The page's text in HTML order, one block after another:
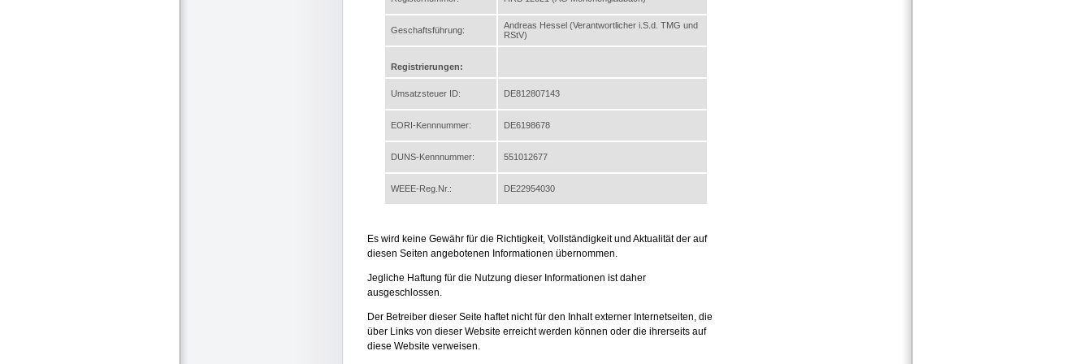
Geschaftsführung:
Andreas Hessel (Verantwortlicher i.S.d. TMG und
RStV)
Registrierungen:
Umsatzsteuer ID: DE812807143
EORI-Kennnummer: DE6198678
DUNS-Kennnummer: 551012677
WEEE-Reg.Nr.: DE22954030
Es wird keine Gewähr für die Richtigkeit, Vollständigkeit und Aktualität der auf
diesen Seiten angebotenen Informationen übernommen.
Jegliche Haftung für die Nutzung dieser Informationen ist daher
ausgeschlossen.
Der Betreiber dieser Seite haftet nicht für den Inhalt externer Internetseiten, die
über Links von dieser Website erreicht werden können oder die ihrerseits auf
diese Website verweisen.